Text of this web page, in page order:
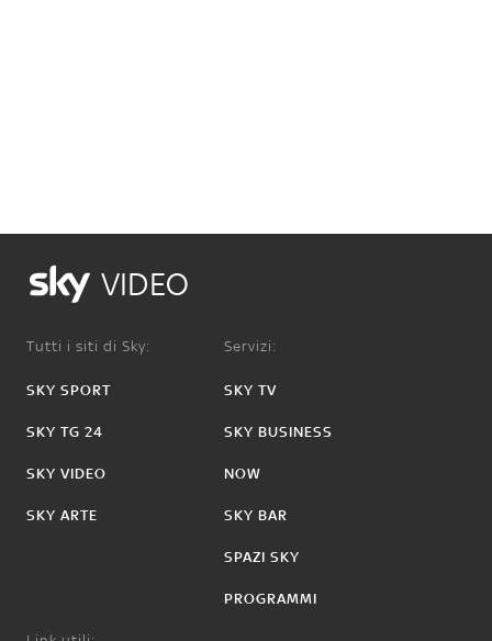
VIDEO
Tutti i siti di Sky:
SKY SPORT
SKY TG 24
SKY VIDEO
SKY ARTE
Servizi:
SKY TV
SKY BUSINESS
NOW
SKY BAR
SPAZI SKY
PROGRAMMI